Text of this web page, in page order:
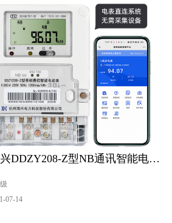
杭州海兴DDZY208-Z型RS485通讯智能电能表
09-15